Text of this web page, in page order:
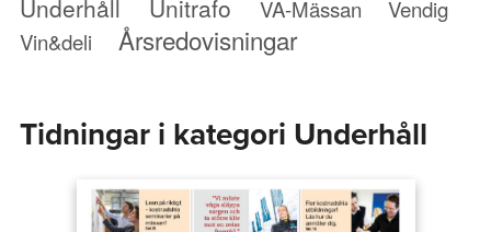
Underhåll Unitrafo VA-Mässan
Vendig
Vin&deli
Årsredovisningar
Tidningar i kategori Underhåll